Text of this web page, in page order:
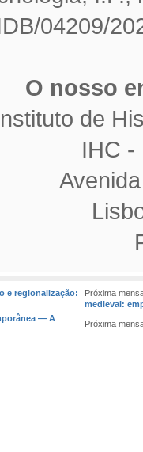
04209/
O nosso
de
IHC -
e regionalização:
Próxima
medieval:
— A
Próxima